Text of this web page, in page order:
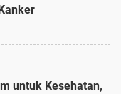
untuk Kesehatan,